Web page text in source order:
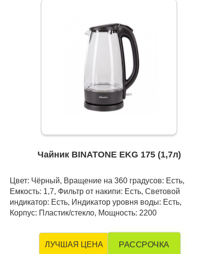
Чайник BINATONE EKG 175 (1,7л)
Цвет: Чёрный, Вращение на 360 градусов: Есть,
Емкость: 1,7, Фильтр от накипи: Есть, Световой
индикатор: Есть, Индикатор уровня воды: Есть,
Корпус: Пластик/стекло, Мощность: 2200
ЛУЧШАЯ ЦЕНА РАССРОЧКА